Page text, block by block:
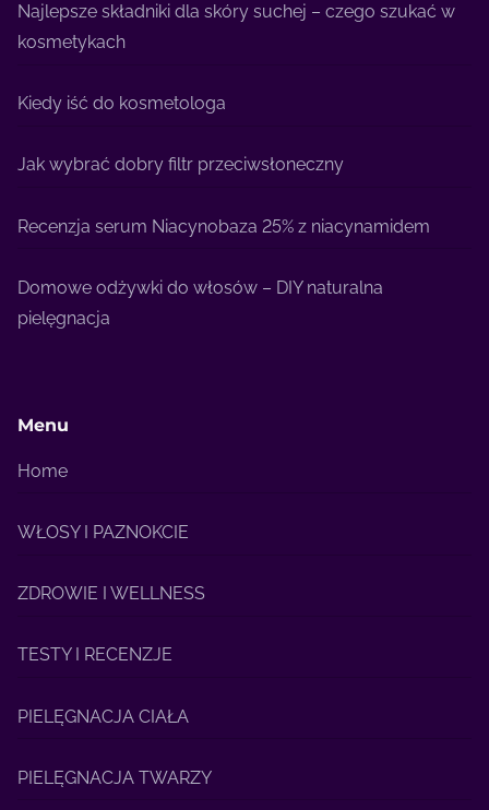
Najlepsze składniki dla skóry suchej – czego szukać w
kosmetykach
Kiedy iść do kosmetologa
Jak wybrać dobry filtr przeciwsłoneczny
Recenzja serum Niacynobaza 25% z niacynamidem
Domowe odżywki do włosów – DIY naturalna
pielęgnacja
Menu
Home
WŁOSY I PAZNOKCIE
ZDROWIE I WELLNESS
TESTY I RECENZJE
PIELĘGNACJA CIAŁA
PIELĘGNACJA TWARZY